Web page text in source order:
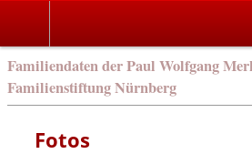
Familiendaten der Paul Wolfgang
Familienstiftung Nürnberg
Fotos